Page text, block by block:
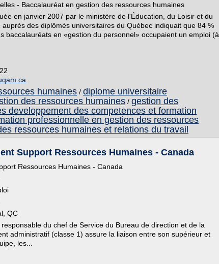
- Baccalauréat en gestion des ressources humaines
en janvier 2007 par le ministère de l'Éducation, du Loisir et du
des diplômés universitaires du Québec indiquait que 84 %
baccalauréats en «gestion du personnel» occupaient un emploi (à
humaines / diplome universitaire
des ressources humaines / gestion des
developpement des competences et formation
professionnelle en gestion des ressources
ressources humaines et relations du travail
Support Ressources Humaines - Canada
Ressources Humaines - Canada
QC
du chef de Service du Bureau de direction et de la
administratif (classe 1) assure la liaison entre son supérieur et
les...